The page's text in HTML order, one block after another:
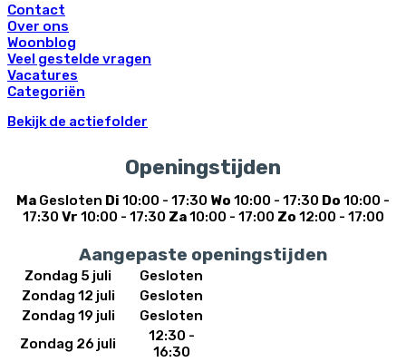
Contact
Over ons
Woonblog
Veel gestelde vragen
Vacatures
Categoriën
Bekijk de actiefolder
Openingstijden
Ma Gesloten Di 10:00 - 17:30 Wo 10:00 - 17:30 Do 10:00 -
17:30 Vr 10:00 - 17:30 Za10:00 - 17:00 Zo 12:00 - 17:00
Aangepaste openingstijden
Zondag 5 juli
Gesloten
Zondag 12 juli
Gesloten
Zondag 19 juli
Gesloten
Zondag 26 juli
12:30 -
16:30